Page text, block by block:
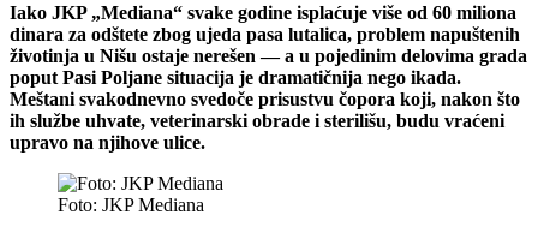
Iako JKP „Mediana“ svake godine isplaćuje više od 60 miliona
dinara za odštete zbog ujeda pasa lutalica, problem napuštenih
životinja u Nišu ostaje nerešen — a u pojedinim delovima grada
poput Pasi Poljane situacija je dramatičnija nego ikada.
Meštani svakodnevno svedoče prisustvu čopora koji, nakon što
ih službe uhvate, veterinarski obrade i sterilišu, budu vraćeni
upravo na njihove ulice.
Foto: JKP Mediana